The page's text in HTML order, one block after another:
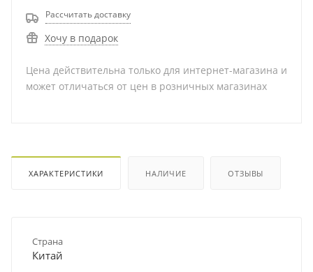
Рассчитать доставку
Хочу в подарок
Цена действительна только для интернет-магазина и
может отличаться от цен в розничных магазинах
ХАРАКТЕРИСТИКИ НАЛИЧИЕ ОТЗЫВЫ
Страна
Китай